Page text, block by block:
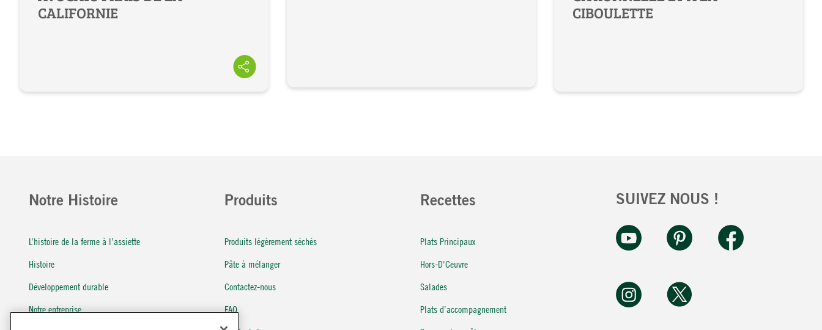
CALIFORNIE
CIBOULETTE
Notre Histoire
L’histoire de la ferme à l’assiette
Histoire
Développement durable
Notre entreprise
Produits
Produits légèrement séchés
Pâte à mélanger
Contactez-nous
FAQ
Recettes
Plats Principaux
Hors-D'Ceuvre
Salades
Plats d’accompagnement
SUIVEZ NOUS !